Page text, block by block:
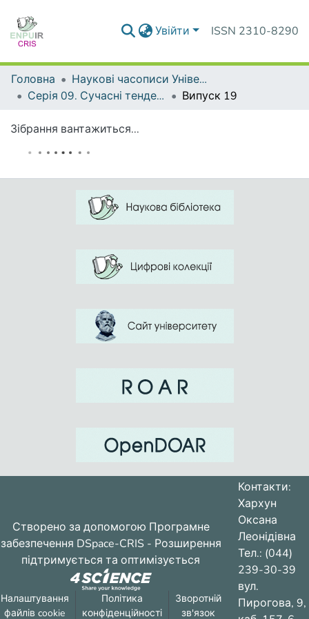
Увійти ISSN 2310-8290
Головна
Наукові часописи Університету
Серія 09. Сучасні тенденції розвитку мов
Випуск 19
Зібрання вантажиться...
Створено за допомогою Програмне
забезпечення DSpace-CRIS - Розширення
підтримується та оптимізується
Налаштування
файлів cookie
Політика
конфіденційності
Зворотній
зв'язок
Контакти:
Хархун
Оксана
Леонідівна
Тел.: (044)
239-30-39
вул.
Пирогова, 9,